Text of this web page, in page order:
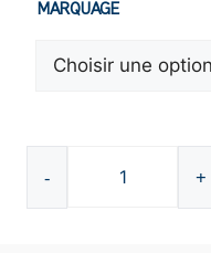
MARQUAGE
-
quantité
de
+